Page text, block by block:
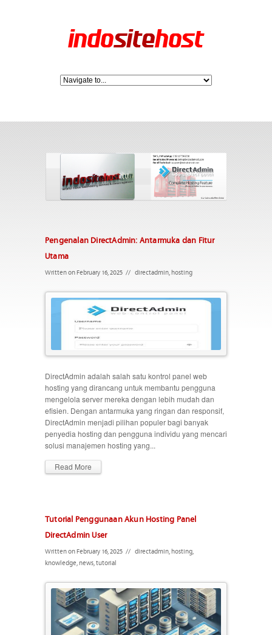
Pengenalan DirectAdmin: Antarmuka dan Fitur
Utama
Written on February 16, 2025 // directadmin,hosting
DirectAdmin adalah salah satu kontrol panel web
hosting yang dirancang untuk membantu pengguna
mengelola server mereka dengan lebih mudah dan
efisien. Dengan antarmuka yang ringan dan responsif,
DirectAdmin menjadi pilihan populer bagi banyak
penyedia hosting dan pengguna individu yang mencari
solusi manajemen hosting yang...
Read More
Tutorial Penggunaan Akun Hosting Panel
DirectAdmin User
Written on February 16, 2025 // directadmin,hosting,
knowledge,news,tutorial